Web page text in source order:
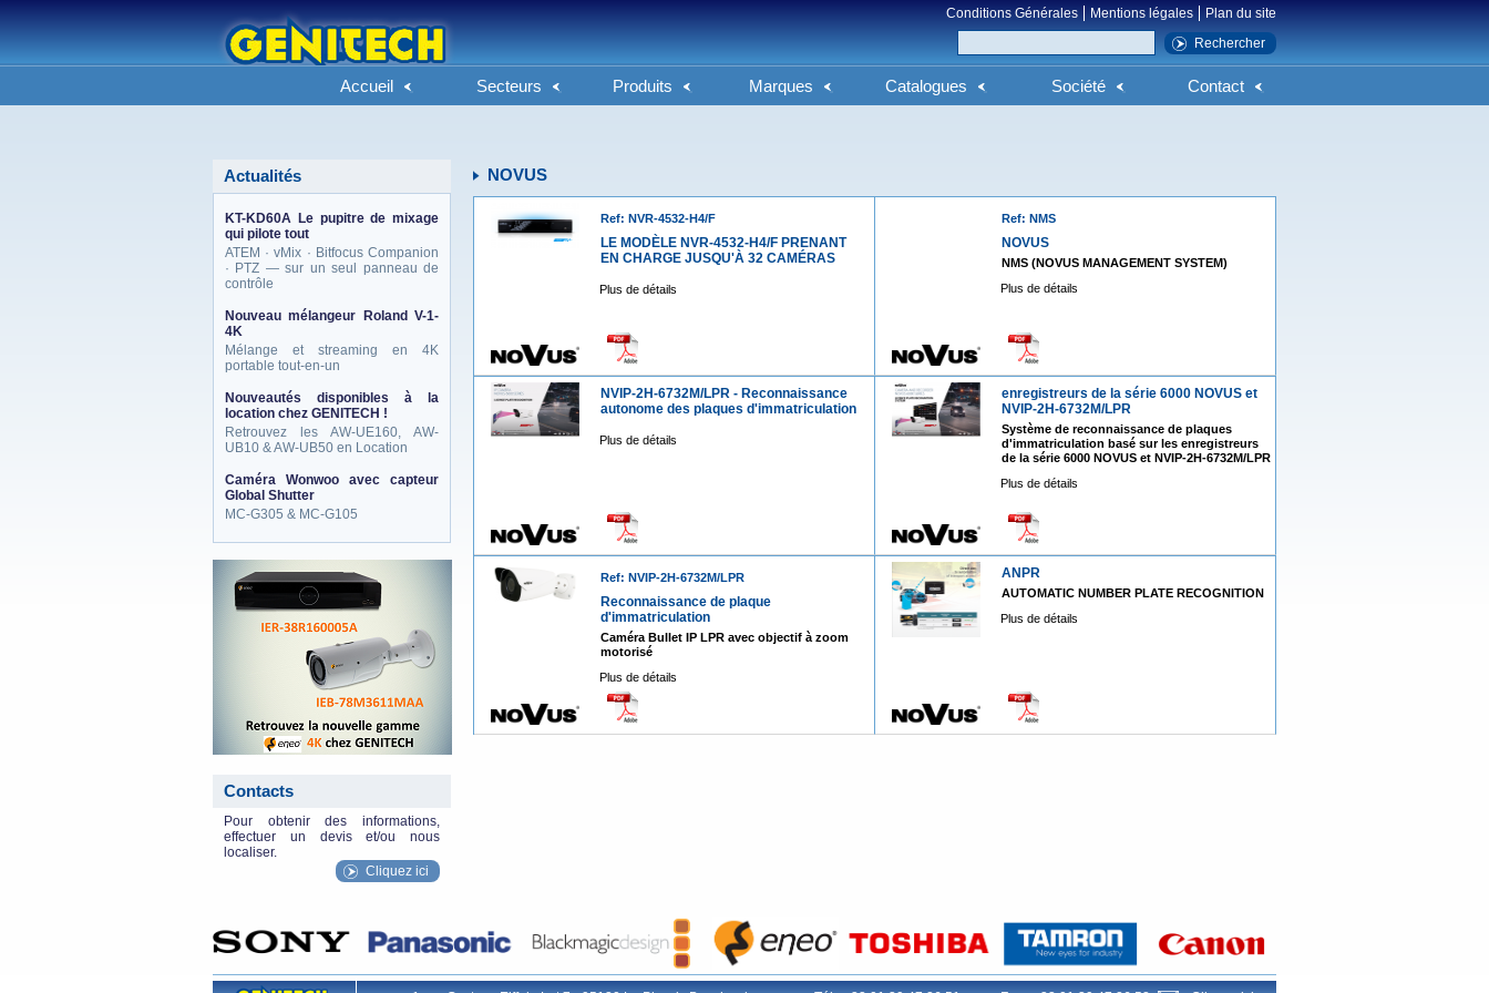
Conditions Générales Mentions légales Plan du site
Accueil Secteurs Produits Marques Catalogues Société Contact
Actualités
KT-KD60A Le pupitre de mixage
qui pilote tout
ATEM · vMix · Bitfocus Companion
· PTZ — sur un seul panneau de
contrôle
Nouveau mélangeur Roland V-1-
4K
Mélange et streaming en 4K
portable tout-en-un
Nouveautés disponibles à la
location chez GENITECH !
Retrouvez les AW-UE160, AW-
UB10 & AW-UB50 en Location
Caméra Wonwoo avec capteur
Global Shutter
MC-G305 & MC-G105
Contacts
Pour obtenir des informations,
effectuer un devis et/ou nous
localiser.
Cliquez ici
NOVUS
Ref: NVR-4532-H4/F
LE MODÈLE NVR-4532-H4/F PRENANT
EN CHARGE JUSQU'À 32 CAMÉRAS
Plus de détails
Ref: NMS
NOVUS
NMS (NOVUS MANAGEMENT SYSTEM)
Plus de détails
NVIP-2H-6732M/LPR - Reconnaissance
autonome des plaques d'immatriculation
Plus de détails
enregistreurs de la série 6000 NOVUS et
NVIP-2H-6732M/LPR
Système de reconnaissance de plaques
d'immatriculation basé sur les enregistreurs
de la série 6000 NOVUS et NVIP-2H-6732M/LPR
Plus de détails
Ref: NVIP-2H-6732M/LPR
Reconnaissance de plaque
d'immatriculation
Caméra Bullet IP LPR avec objectif à zoom
motorisé
Plus de détails
ANPR
AUTOMATIC NUMBER PLATE RECOGNITION
Plus de détails